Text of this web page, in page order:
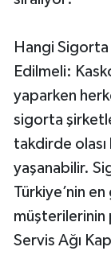
Hangi Sigorta
Edilmeli:
yaparken
sigorta
takdirde
yaşanabilir.
Türkiye’nin
müşterilerinin
Servis Ağı